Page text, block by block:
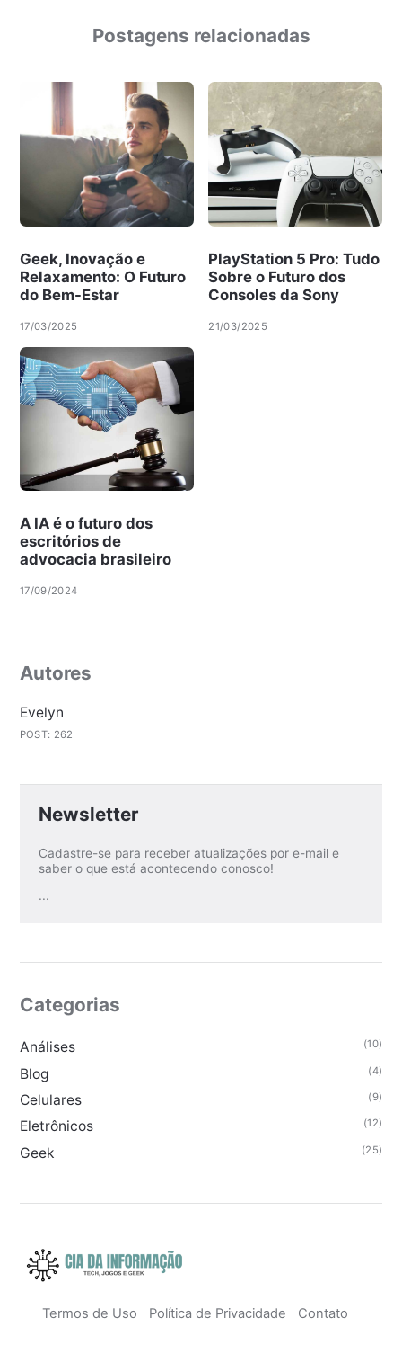
Postagens relacionadas
Geek, Inovação e
Relaxamento: O Futuro
do Bem-Estar
17/03/2025
PlayStation 5 Pro: Tudo
Sobre o Futuro dos
Consoles da Sony
21/03/2025
A IA é o futuro dos
escritórios de
advocacia brasileiro
17/09/2024
Autores
Evelyn
POST: 262
Newsletter
Cadastre-se para receber atualizações por e-mail e
saber o que está acontecendo conosco!
...
Categorias
Análises (10)
Blog (4)
Celulares (9)
Eletrônicos (12)
Geek (25)
Termos de Uso Política de Privacidade Contato